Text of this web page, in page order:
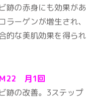
跡の赤身にも効果があ
ラーゲンが増生され、
的な美肌効果を得られ
Ｍ22 月1回
跡の改善。3ステップ